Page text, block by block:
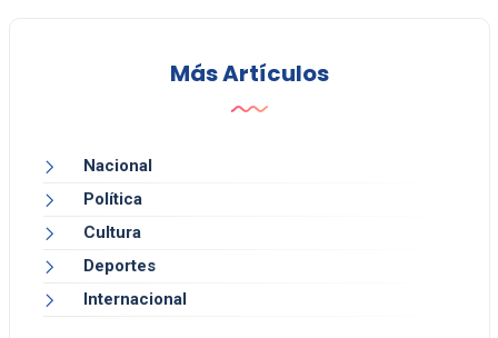
Más Artículos
Nacional
Política
Cultura
Deportes
Internacional